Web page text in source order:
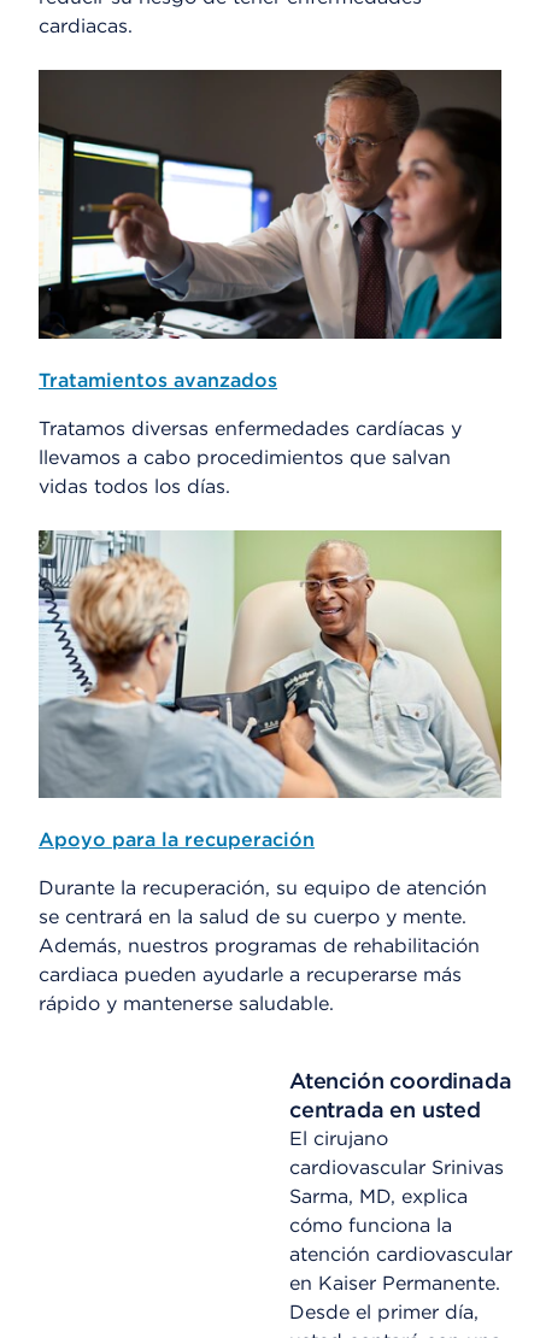
cardiacas.
Tratamientos avanzados
Tratamos diversas enfermedades cardíacas y
llevamos a cabo procedimientos que salvan
vidas todos los días.
Apoyo para la recuperación
Durante la recuperación, su equipo de atención
se centrará en la salud de su cuerpo y mente.
Además, nuestros programas de rehabilitación
cardiaca pueden ayudarle a recuperarse más
rápido y mantenerse saludable.
Atención coordinada
centrada en usted
El cirujano
cardiovascular Srinivas
Sarma, MD, explica
cómo funciona la
atención cardiovascular
en Kaiser Permanente.
Desde el primer día,